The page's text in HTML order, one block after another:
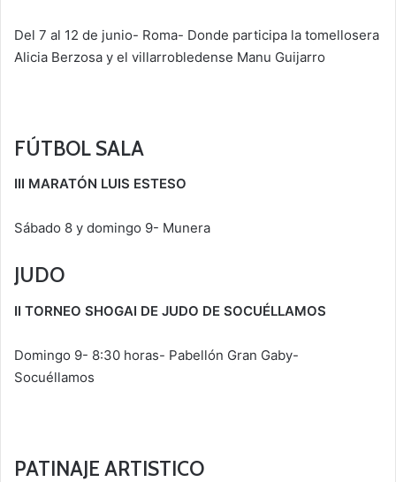
Del 7 al 12 de junio- Roma- Donde participa la tomellosera
Alicia Berzosa y el villarrobledense Manu Guijarro
FÚTBOL SALA
III MARATÓN LUIS ESTESO
Sábado 8 y domingo 9- Munera
JUDO
II TORNEO SHOGAI DE JUDO DE SOCUÉLLAMOS
Domingo 9- 8:30 horas- Pabellón Gran Gaby-
Socuéllamos
PATINAJE ARTISTICO